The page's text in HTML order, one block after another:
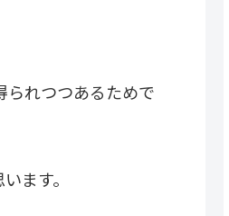
れつつあるためで
ます。